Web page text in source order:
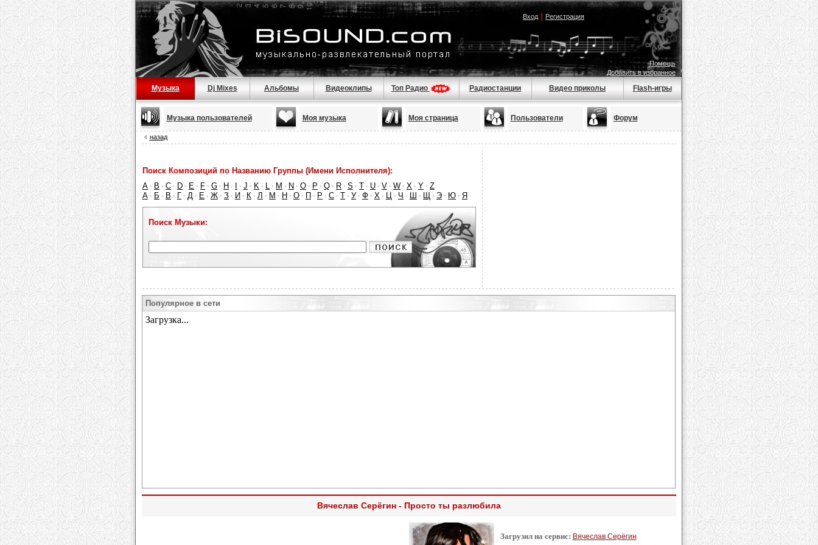
Вход| Регистрация
Помощь
Добавить в избранное
Музыка Dj Mixes Альбомы Видеоклипы Топ Радио Радиостанции Видео приколы Flash-игры
Музыка пользователей Моя музыка Моя страница Пользователи Форум
назад
Поиск Композиций по Названию Группы (Имени Исполнителя):
A · B · C · D · E · F · G · H · · J · K · L · M · N · O · P · Q · R · S · T · U · V · W · X · Y · Z
А · Б · В · Г · Д · Е · Ж · З · И · К · Л · М · Н · О · П · Р · С · Т · У · Ф · Х · Ц · Ч · Ш · Щ · Э · Ю · Я
Поиск Музыки:
Популярное в сети
Вячеслав Серёгин - Просто ты разлюбила
Загрузил на сервис: Вячеслав Серёгин